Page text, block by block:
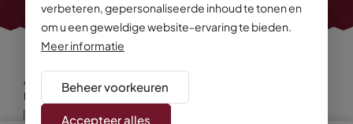
verbeteren, gepersonaliseerde inhoud te tonen en
om u een geweldige website-ervaring te bieden.
Meer informatie
Beheer voorkeuren
Accepteer alles
Alle rechten voorbehouden
Privacy Policy
Algemene voorwaarden